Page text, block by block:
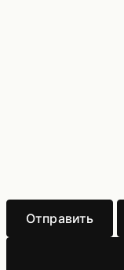
Отправить